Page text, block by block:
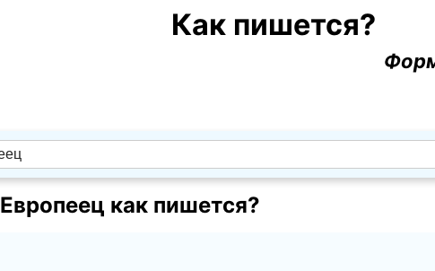
Как пишется?
Европеец как пишется?